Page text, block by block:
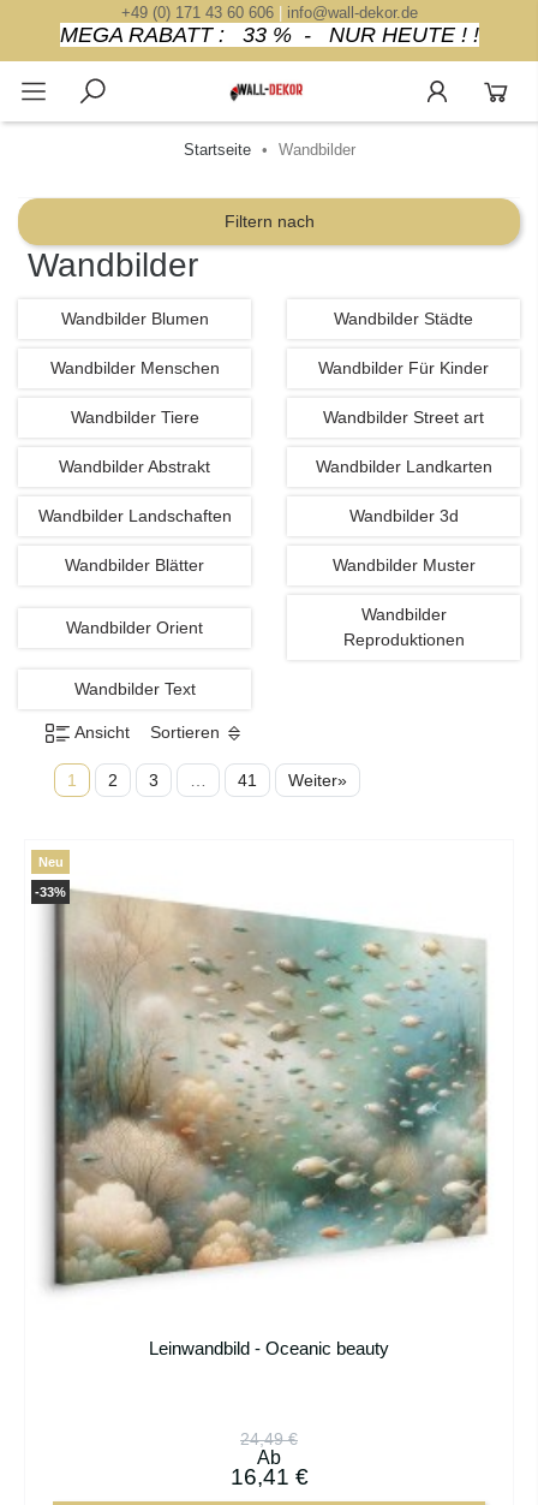
+49 (0) 171 43 60 606| info@wall-dekor.de
MEGA RABATT : 33 % - NUR HEUTE ! !
Startseite Wandbilder
Filtern nach
Wandbilder
Wandbilder Blumen Wandbilder Städte
Wandbilder Menschen Wandbilder Für Kinder
Wandbilder Tiere Wandbilder Street art
Wandbilder Abstrakt Wandbilder Landkarten
Wandbilder Landschaften Wandbilder 3d
Wandbilder Blätter Wandbilder Muster
Wandbilder Orient
Wandbilder
Reproduktionen
Wandbilder Text
Ansicht Sortieren
1 2 3 41 Weiter»
Leinwandbild - Oceanic beauty
24,49 €
Ab
16,41 €
-33%
Neu